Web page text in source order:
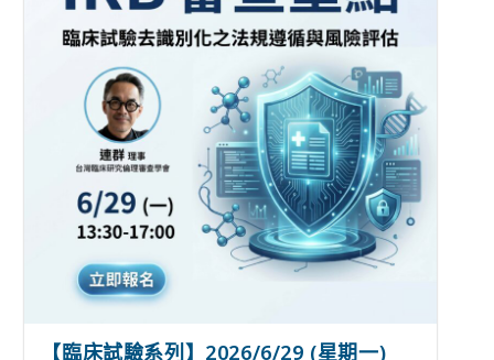
【臨床試驗系列】2026/6/29 (星期一)